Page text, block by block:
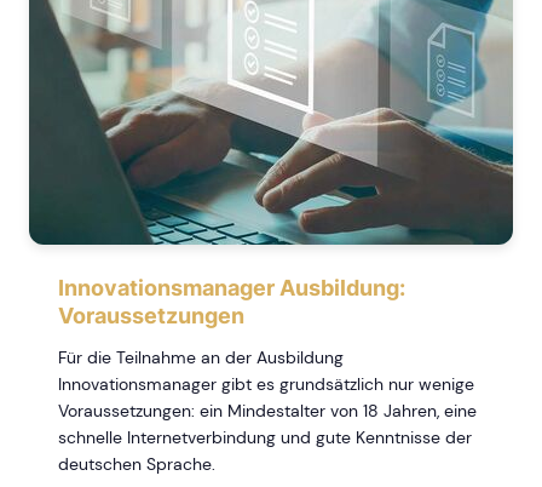
Innovationsmanager Ausbildung:
Voraussetzungen
Für die Teilnahme an der Ausbildung
Innovationsmanager gibt es grundsätzlich nur wenige
Voraussetzungen: ein Mindestalter von 18 Jahren, eine
schnelle Internetverbindung und gute Kenntnisse der
deutschen Sprache.